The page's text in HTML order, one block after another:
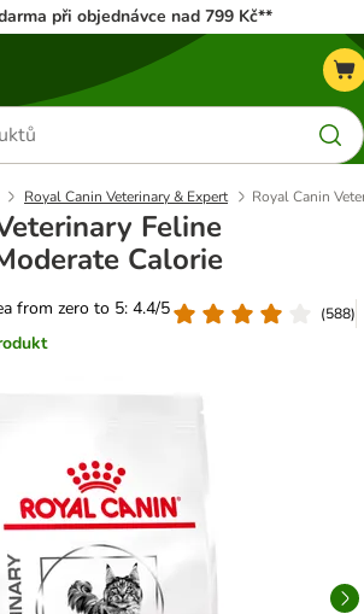
při objednávce nad 799 Kč**
Royal Canin Veterinary & Expert Royal Canin
Feline
Calorie
from zero to 5: 4.4/5
(588)